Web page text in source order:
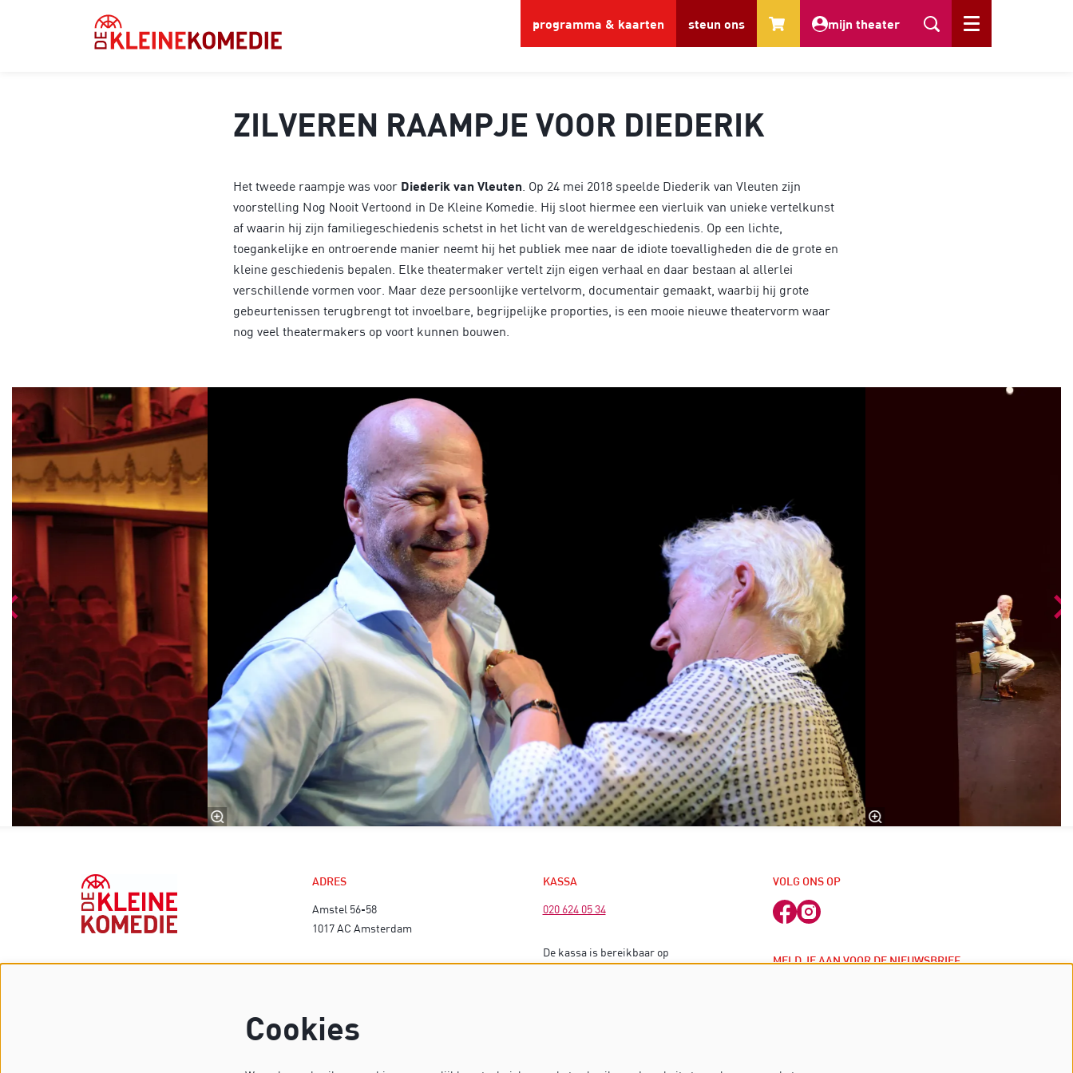
programma & kaarten steun ons mijn theater Menu
ZILVEREN RAAMPJE VOOR DIEDERIK
Het tweede raampje was voor Diederik van Vleuten . Op 24 mei 2018 speelde Diederik van Vleuten zijn
voorstelling Nog Nooit Vertoond in De Kleine Komedie. Hij sloot hiermee een vierluik van unieke vertelkunst
af waarin hij zijn familiegeschiedenis schetst in het licht van de wereldgeschiedenis. Op een lichte,
toegankelijke en ontroerende manier neemt hij het publiek mee naar de idiote toevalligheden die de grote en
kleine geschiedenis bepalen. Elke theatermaker vertelt zijn eigen verhaal en daar bestaan al allerlei
verschillende vormen voor. Maar deze persoonlijke vertelvorm, documentair gemaakt, waarbij hij grote
gebeurtenissen terugbrengt tot invoelbare, begrijpelijke proporties, is een mooie nieuwe theatervorm waar
nog veel theatermakers op voort kunnen bouwen.
Inzoomen
ADRES
Amstel 56-58
1017 AC Amsterdam
TECHNIEK
KASSA
020 624 05 34
De kassa is bereikbaar op
VOLG ONS OP
MELD JE AAN VOOR DE NIEUWSBRIEF
Cookies